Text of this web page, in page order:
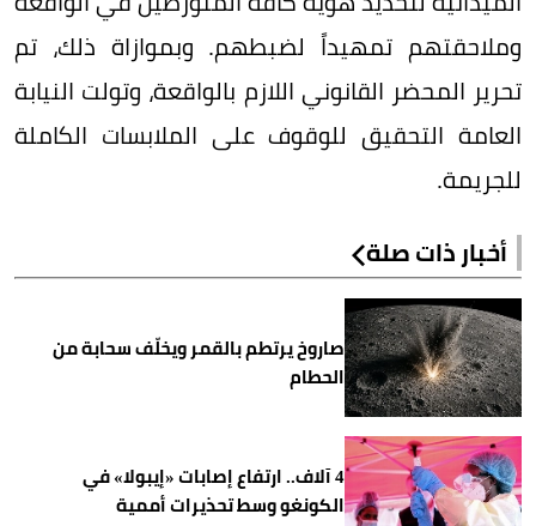
وملاحقتهم تمهيداً لضبطهم. وبموازاة ذلك، تم
تحرير المحضر القانوني اللازم بالواقعة، وتولت النيابة
العامة التحقيق للوقوف على الملابسات الكاملة
للجريمة.
أخبار ذات صلة
صاروخ يرتطم بالقمر ويخلّف سحابة من
الحطام
4 آلاف.. ارتفاع إصابات «إيبولا» في
الكونغو وسط تحذيرات أممية